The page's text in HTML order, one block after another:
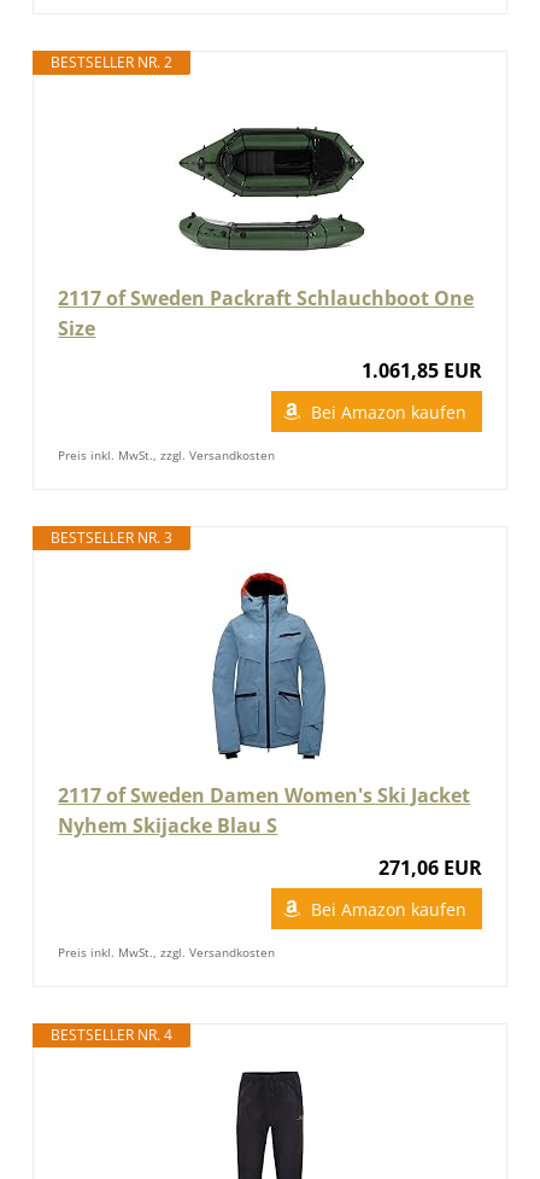
BESTSELLER NR. 2
2117 of Sweden Packraft Schlauchboot One
Size
1.061,85 EUR
Bei Amazon kaufen
Preis inkl. MwSt., zzgl. Versandkosten
BESTSELLER NR. 3
2117 of Sweden Damen Women's Ski Jacket
Nyhem Skijacke Blau S
271,06 EUR
Bei Amazon kaufen
Preis inkl. MwSt., zzgl. Versandkosten
BESTSELLER NR. 4